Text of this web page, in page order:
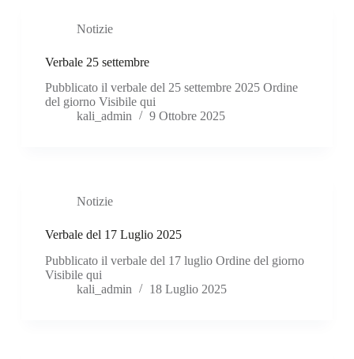
Notizie
Verbale 25 settembre
Pubblicato il verbale del 25 settembre 2025 Ordine
del giorno Visibile qui
kali_admin
9 Ottobre 2025
Notizie
Verbale del 17 Luglio 2025
Pubblicato il verbale del 17 luglio Ordine del giorno
Visibile qui
kali_admin
18 Luglio 2025